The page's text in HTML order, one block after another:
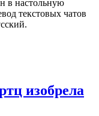
в настольную
текстовых чатов
изобрела